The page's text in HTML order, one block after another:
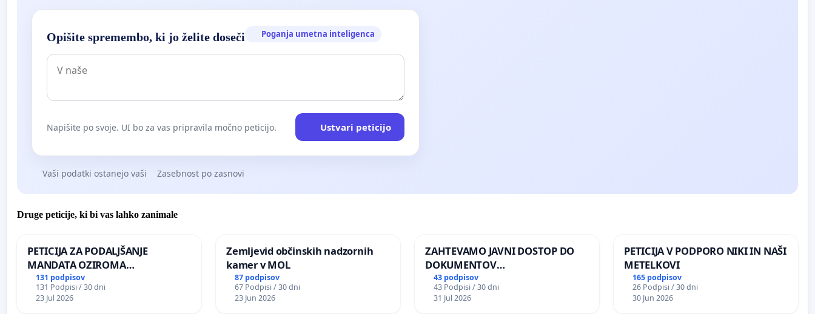
Opišite spremembo, ki jo želite doseči Poganja umetna inteligenca
Napišite po svoje. UI bo za vas pripravila močno peticijo. Ustvari peticijo
Vaši podatki ostanejo vaši Zasebnost po zasnovi
Druge peticije, ki bi vas lahko zanimale
PETICIJA ZA PODALJŠANJE
MANDATA OZIROMA
ČIMPREJŠNJO PONOVNO
NAPOTITEV GOSPODA BERNARDA
ŠRAJNERJA NA VELEPOSLANIŠTVO
131 podpisov
131 Podpisi / 30 dni
23 Jul 2026
Zemljevid občinskih nadzornih
kamer v MOL
87 podpisov
67 Podpisi / 30 dni
23 Jun 2026
ZAHTEVAMO JAVNI DOSTOP DO
DOKUMENTOV
PARLAMENTARNIH
PREISKOVALNIH KOMISIJ O
ILEGALNI TRGOVINI Z OROŽJEM
43 podpisov
43 Podpisi / 30 dni
31 Jul 2026
PETICIJA V PODPORO NIKI IN NAŠI
METELKOVI
165 podpisov
26 Podpisi / 30 dni
30 Jun 2026